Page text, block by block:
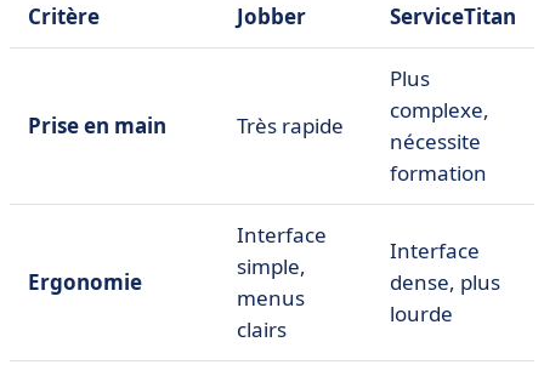
Critère
Jobber ServiceTitan
Prise en main Très rapide
Plus
complexe,
nécessite
formation
Ergonomie
Interface
simple,
menus
clairs
Interface
dense, plus
lourde